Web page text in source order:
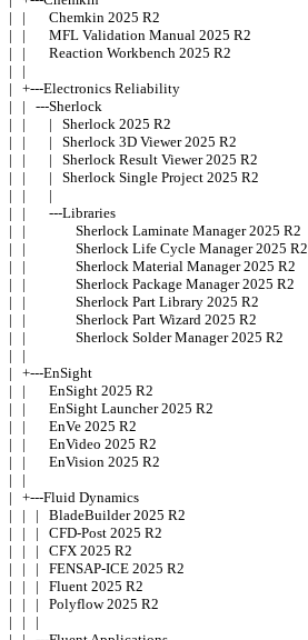
|   |       Chemkin 2025 R2
|   |       MFL Validation Manual 2025 R2
|   |       Reaction Workbench 2025 R2
|   |
|   +---Electronics Reliability
|   |   ---Sherlock
|   |       |   Sherlock 2025 R2
|   |       |   Sherlock 3D Viewer 2025 R2
|   |       |   Sherlock Result Viewer 2025 R2
|   |       |   Sherlock Single Project 2025 R2
|   |       |
|   |       ---Libraries
|   |               Sherlock Laminate Manager 2025 R2
|   |               Sherlock Life Cycle Manager 2025 R2
|   |               Sherlock Material Manager 2025 R2
|   |               Sherlock Package Manager 2025 R2
|   |               Sherlock Part Library 2025 R2
|   |               Sherlock Part Wizard 2025 R2
|   |               Sherlock Solder Manager 2025 R2
|   |
|   +---EnSight
|   |       EnSight 2025 R2
|   |       EnSight Launcher 2025 R2
|   |       EnVe 2025 R2
|   |       EnVideo 2025 R2
|   |       EnVision 2025 R2
|   |
|   +---Fluid Dynamics
|   |   |   BladeBuilder 2025 R2
|   |   |   CFD-Post 2025 R2
|   |   |   CFX 2025 R2
|   |   |   FENSAP-ICE 2025 R2
|   |   |   Fluent 2025 R2
|   |   |   Polyflow 2025 R2
|   |   |